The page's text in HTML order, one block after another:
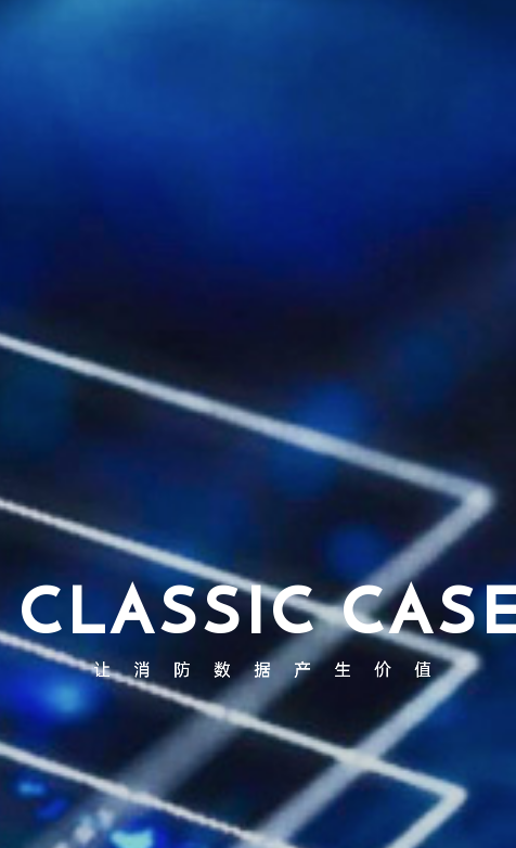
CLASSIC CAS
让消 防 数据产 生 价 值